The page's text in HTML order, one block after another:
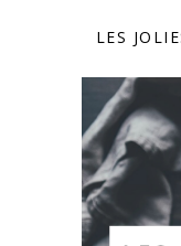
LES